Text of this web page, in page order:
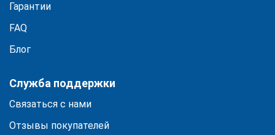
Гарантии
FAQ
Блог
Служба поддержки
Связаться с нами
Отзывы покупателей